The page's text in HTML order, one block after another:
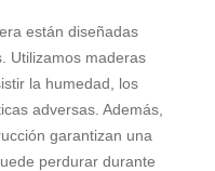
están diseñadas
Utilizamos maderas
la humedad, los
adversas. Además,
garantizan una
perdurar durante